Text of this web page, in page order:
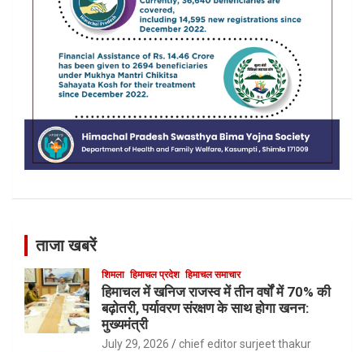
ताजा खबरें
शिमला हिमाचल प्रदेश हिमाचल समाचार
हिमाचल में खनिज राजस्व में तीन वर्षों में 70% की
बढ़ोतरी, पर्यावरण संरक्षण के साथ होगा खनन:
मुख्यमंत्री
July 29, 2026 chief editor surjeet thakur